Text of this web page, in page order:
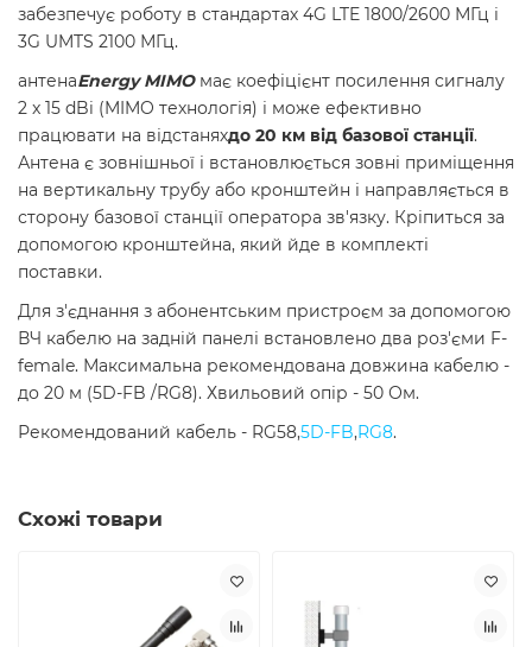
забезпечує роботу в стандартах 4G LTE 1800/2600 МГц і
3G UMTS 2100 МГц.
антенаEnergy MIMO має коефіцієнт посилення сигналу
2 x 15 dBi (MIMO технологія) і може ефективно
працювати на відстаняхдо 20 км від базової станції.
Антена є зовнішньої і встановлюється зовні приміщення
на вертикальну трубу або кронштейн і направляється в
сторону базової станції оператора зв'язку. Кріпиться за
допомогою кронштейна, який йде в комплекті
поставки.
Для з'єднання з абонентським пристроєм за допомогою
ВЧ кабелю на задній панелі встановлено два роз'єми F-
female. Максимальна рекомендована довжина кабелю -
до 20 м (5D-FB /RG8). Хвильовий опір - 50 Ом.
Рекомендований кабель - RG58,5D-FB,RG8.
Схожі товари